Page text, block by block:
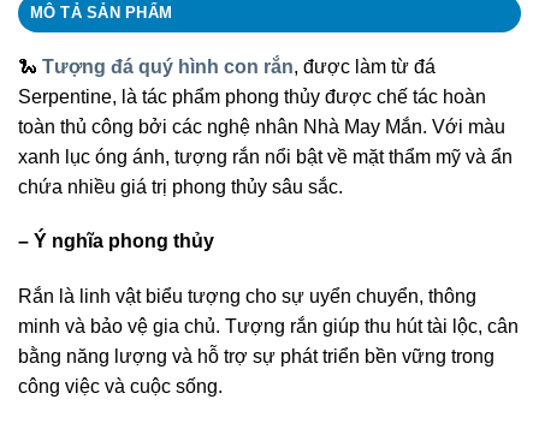
MÔ TẢ SẢN PHẨM
🐍 Tượng đá quý hình con rắn, được làm từ đá
Serpentine, là tác phẩm phong thủy được chế tác hoàn
toàn thủ công bởi các nghệ nhân Nhà May Mắn. Với màu
xanh lục óng ánh, tượng rắn nổi bật về mặt thẩm mỹ và ẩn
chứa nhiều giá trị phong thủy sâu sắc.
– Ý nghĩa phong thủy
Rắn là linh vật biểu tượng cho sự uyển chuyển, thông
minh và bảo vệ gia chủ. Tượng rắn giúp thu hút tài lộc, cân
bằng năng lượng và hỗ trợ sự phát triển bền vững trong
công việc và cuộc sống.